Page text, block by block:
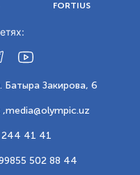
FORTIUS
Закирова, 6
,media@olympic.uz
244 41 41
502 88 44